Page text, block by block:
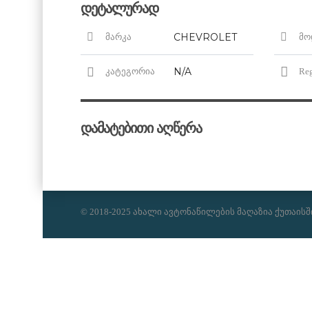
დეტალურად
მარკა CHEVROLET
კატეგორია N/A
დამატებითი აღწერა
© 2018-2025 ახალი ავტონაწილების მაღაზია